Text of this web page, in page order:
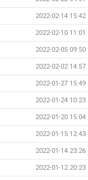
2022-02-14 15:42
2022-02-10 11:01
2022-02-05 09:50
2022-02-02 14:57
2022-01-27 15:49
2022-01-24 10:23
2022-01-20 15:04
2022-01-15 12:43
2022-01-14 23:26
2022-01-12 20:23